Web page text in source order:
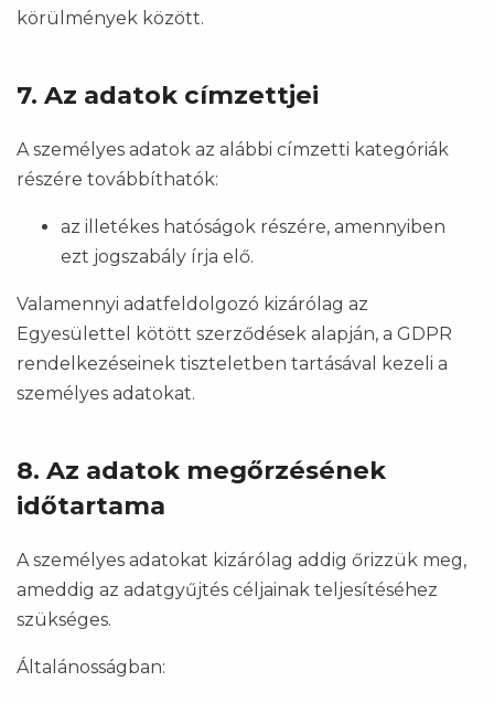
körülmények között.
7. Az adatok címzettjei
A személyes adatok az alábbi címzetti kategóriák
részére továbbíthatók:
az illetékes hatóságok részére, amennyiben
ezt jogszabály írja elő.
Valamennyi adatfeldolgozó kizárólag az
Egyesülettel kötött szerződések alapján, a GDPR
rendelkezéseinek tiszteletben tartásával kezeli a
személyes adatokat.
8. Az adatok megőrzésének
időtartama
A személyes adatokat kizárólag addig őrizzük meg,
ameddig az adatgyűjtés céljainak teljesítéséhez
szükséges.
Általánosságban: